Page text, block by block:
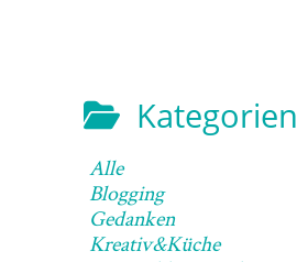
Kategorien
Alle
Blogging
Gedanken
Kreativ&Küche